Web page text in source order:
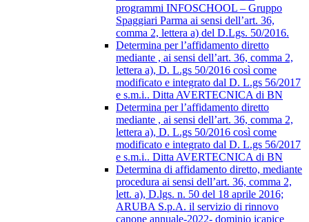
programmi INFOSCHOOL – Gruppo
Spaggiari Parma ai sensi dell’art. 36,
comma 2, lettera a) del D.Lgs. 50/2016.
Determina per l’affidamento diretto
mediante , ai sensi dell’art. 36, comma 2,
lettera a), D. L.gs 50/2016 così come
modificato e integrato dal D. L.gs 56/2017
e s.m.i.. Ditta AVERTECNICA di BN
Determina per l’affidamento diretto
mediante , ai sensi dell’art. 36, comma 2,
lettera a), D. L.gs 50/2016 così come
modificato e integrato dal D. L.gs 56/2017
e s.m.i.. Ditta AVERTECNICA di BN
Determina di affidamento diretto, mediante
procedura ai sensi dell’art. 36, comma 2,
lett. a), D.lgs. n. 50 del 18 aprile 2016;
ARUBA S.p.A. il servizio di rinnovo
canone annuale-2022- dominio icapice